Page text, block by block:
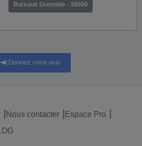
Bureaux Grenoble - 38000
Donnez votre avis
Nous contacter
Espace Pro